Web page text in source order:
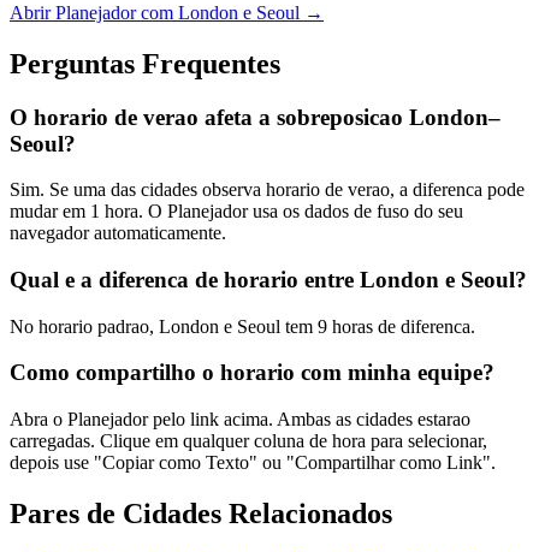
Abrir Planejador com London e Seoul →
Perguntas Frequentes
O horario de verao afeta a sobreposicao London–
Seoul?
Sim. Se uma das cidades observa horario de verao, a diferenca pode
mudar em 1 hora. O Planejador usa os dados de fuso do seu
navegador automaticamente.
Qual e a diferenca de horario entre London e Seoul?
No horario padrao, London e Seoul tem 9 horas de diferenca.
Como compartilho o horario com minha equipe?
Abra o Planejador pelo link acima. Ambas as cidades estarao
carregadas. Clique em qualquer coluna de hora para selecionar,
depois use "Copiar como Texto" ou "Compartilhar como Link".
Pares de Cidades Relacionados